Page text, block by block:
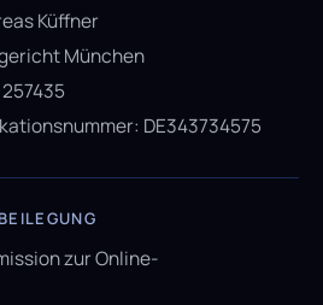
Küffner
München
DE343734575
zur Online-